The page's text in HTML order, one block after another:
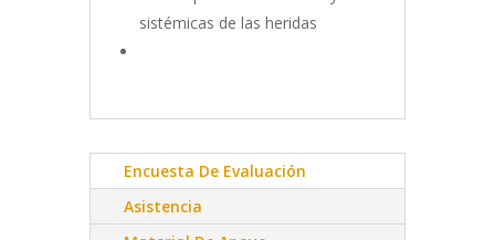
sistémicas de las heridas
Encuesta De Evaluación
Asistencia